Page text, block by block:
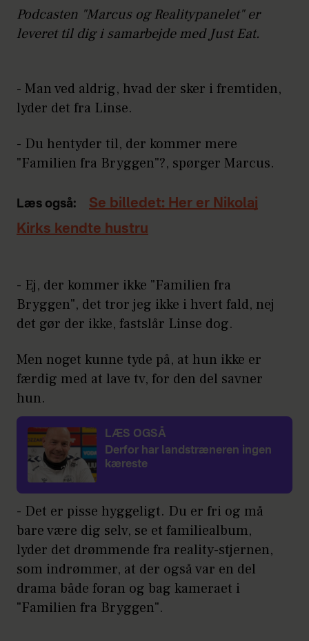
Podcasten "Marcus og Realitypanelet" er
leveret til dig i samarbejde med Just Eat.
- Man ved aldrig, hvad der sker i fremtiden,
lyder det fra Linse.
- Du hentyder til, der kommer mere
"Familien fra Bryggen"?, spørger Marcus.
Læs også:
Se billedet: Her er Nikolaj
Kirks kendte hustru
- Ej, der kommer ikke "Familien fra
Bryggen", det tror jeg ikke i hvert fald, nej
det gør der ikke, fastslår Linse dog.
Men noget kunne tyde på, at hun ikke er
færdig med at lave tv, for den del savner
hun.
LÆS OGSÅ
Derfor har landstræneren ingen
kæreste
- Det er pisse hyggeligt. Du er fri og må
bare være dig selv, se et familiealbum,
lyder det drømmende fra reality-stjernen,
som indrømmer, at der også var en del
drama både foran og bag kameraet i
"Familien fra Bryggen".